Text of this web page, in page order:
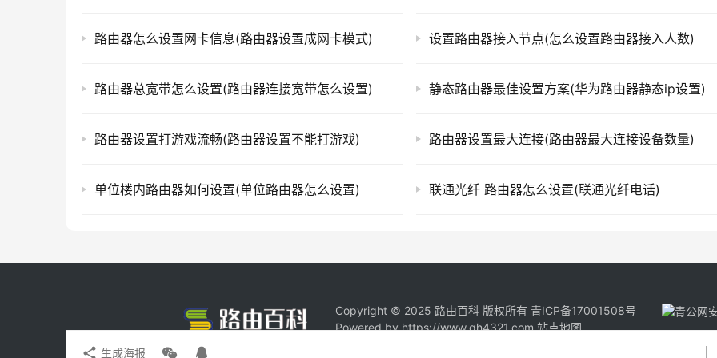
生成海报
路由器怎么设置网卡信息(路由器设置成网卡模式) 设置路由器接入节点(怎么设置路由器接入人数)
路由器总宽带怎么设置(路由器连接宽带怎么设置) 静态路由器最佳设置方案(华为路由器静态ip设置)
路由器设置打游戏流畅(路由器设置不能打游戏) 路由器设置最大连接(路由器最大连接设备数量)
单位楼内路由器如何设置(单位路由器怎么设置) 联通光纤 路由器怎么设置(联通光纤电话)
Copyright © 2025 路由百科 版权所有 青ICP备17001508号
Powered byhttps://www.qh4321.com 站点地图